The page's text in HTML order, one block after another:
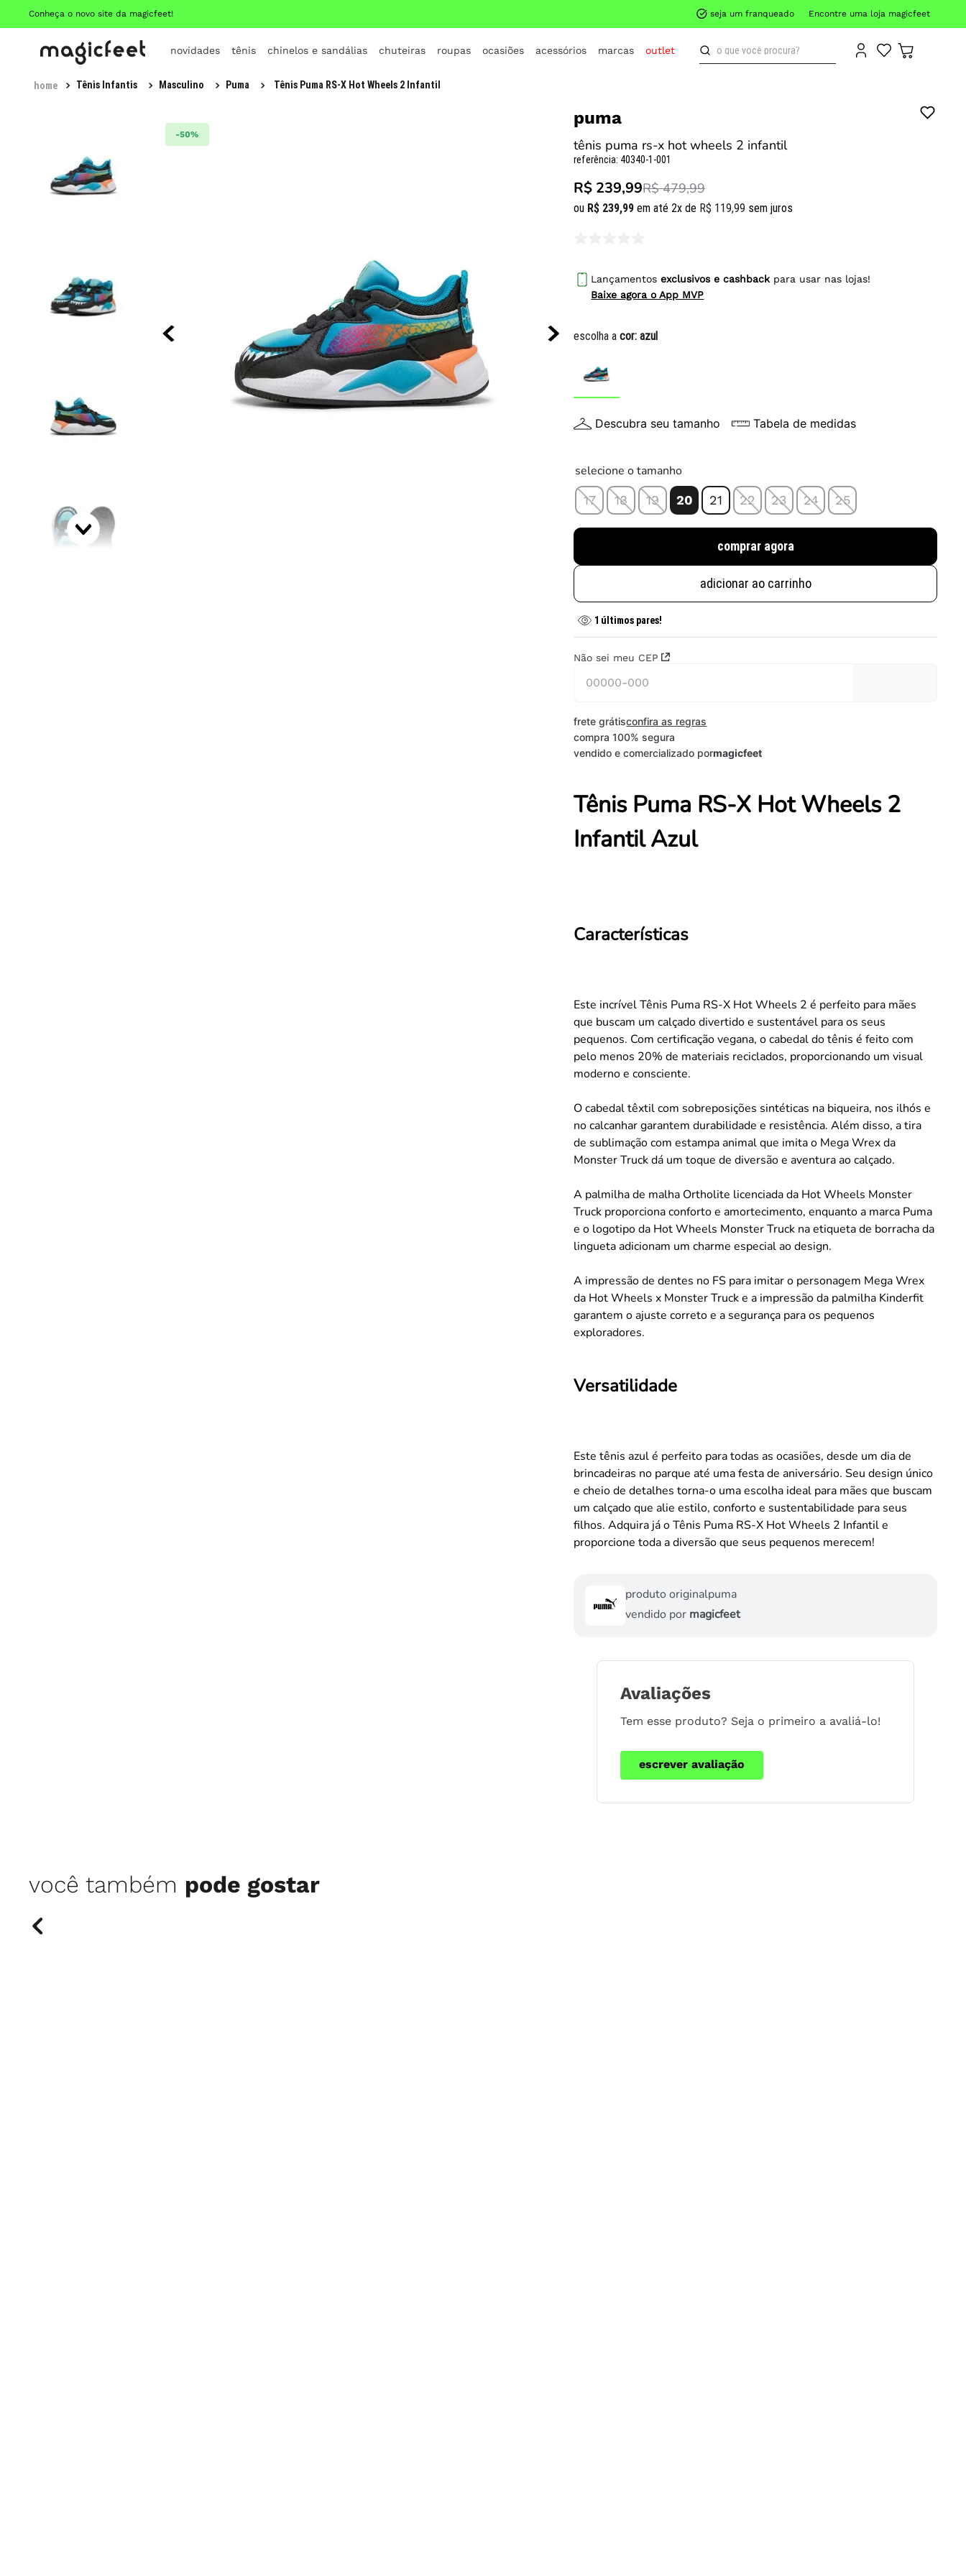
Conheça o novo site da magicfeet! seja um franqueado Encontre uma loja magicfeet
novidades tênis chinelos e sandálias chuteiras roupas ocasiões acessórios marcas outlet
o que você procura?
Tênis Infantis Masculino Puma Tênis Puma RS-X Hot Wheels 2 Infantil
-50%
puma
tênis puma rs-x hot wheels 2 infantil
referência: 40340-1-001
R$ 239,99R$ 479,99
ou R$ 239,99 em até 2x de R$ 119,99 sem juros
Lançamentosexclusivos e cashback para usar nas lojas!
Baixe agora o App MVP
escolha acor:azul
Descubra seu tamanho Tabela de medidas
selecione o tamanho
17 18 19 20 21 22 23 24 25
comprar agora
adicionar ao carrinho
1 últimos pares!
Não sei meu CEP
frete grátisconfira as regras
compra 100% segura
vendido e comercializado pormagicfeet
Tênis Puma RS-X Hot Wheels 2
Infantil Azul
Características
Este incrível Tênis Puma RS-X Hot Wheels 2 é perfeito para mães
que buscam um calçado divertido e sustentável para os seus
pequenos. Com certificação vegana, o cabedal do tênis é feito com
pelo menos 20% de materiais reciclados, proporcionando um visual
moderno e consciente.
O cabedal têxtil com sobreposições sintéticas na biqueira, nos ilhós e
no calcanhar garantem durabilidade e resistência. Além disso, a tira
de sublimação com estampa animal que imita o Mega Wrex da
Monster Truck dá um toque de diversão e aventura ao calçado.
A palmilha de malha Ortholite licenciada da Hot Wheels Monster
Truck proporciona conforto e amortecimento, enquanto a marca Puma
e o logotipo da Hot Wheels Monster Truck na etiqueta de borracha da
lingueta adicionam um charme especial ao design.
A impressão de dentes no FS para imitar o personagem Mega Wrex
da Hot Wheels x Monster Truck e a impressão da palmilha Kinderfit
garantem o ajuste correto e a segurança para os pequenos
exploradores.
Versatilidade
Este tênis azul é perfeito para todas as ocasiões, desde um dia de
brincadeiras no parque até uma festa de aniversário. Seu design único
e cheio de detalhes torna-o uma escolha ideal para mães que buscam
um calçado que alie estilo, conforto e sustentabilidade para seus
filhos. Adquira já o Tênis Puma RS-X Hot Wheels 2 Infantil e
proporcione toda a diversão que seus pequenos merecem!
produto originalpuma
vendido por magicfeet
Avaliações
Tem esse produto? Seja o primeiro a avaliá-lo!
escrever avaliação
você também pode gostar
TERMOS MAIS BUSCADOS
8º
all star
9º
new balance
10º tênis infantil